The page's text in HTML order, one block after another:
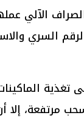
الآلي
السري
تغذية
مرتفعة، إلا